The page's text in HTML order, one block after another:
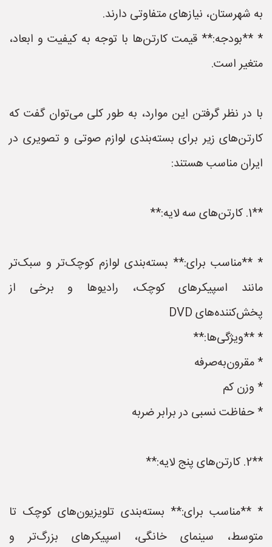
به شهرستان، نیازهای متفاوتی دارند.
* **بودجه:** قیمت کارتن‌ها با توجه به کیفیت و ابعاد،
متغیر است.
با در نظر گرفتن این موارد، به طور کلی می‌توان گفت که
کارتن‌های زیر برای بسته‌بندی لوازم صوتی و تصویری در
ایران مناسب هستند:
**1. کارتن‌های سه لایه:**
* **مناسب برای:** بسته‌بندی لوازم کوچک‌تر و سبک‌تر
مانند اسپیکرهای کوچک، رادیوها و برخی از
پخش‌کننده‌های DVD
* **ویژگی‌ها:**
* مقرون‌به‌صرفه
* وزن کم
* حفاظت نسبی در برابر ضربه
**2. کارتن‌های پنج لایه:**
* **مناسب برای:** بسته‌بندی تلویزیون‌های کوچک تا
متوسط، سینمای خانگی، اسپیکرهای بزرگ‌تر و